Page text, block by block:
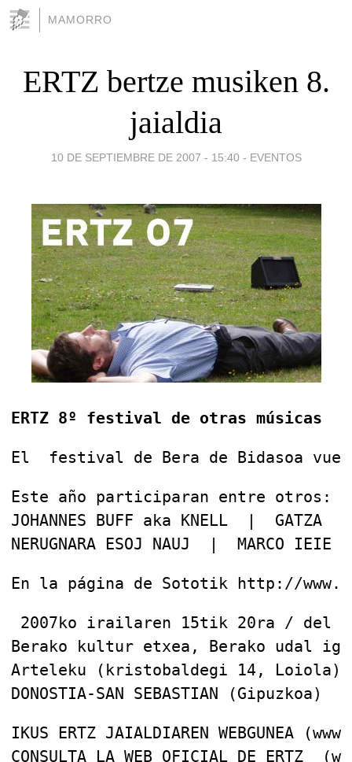
MAMORRO
ERTZ bertze musiken 8.
jaialdia
10 DE SEPTIEMBRE DE 2007 - 15:40 - EVENTOS
ERTZ 8º festival de otras músicas
El  festival de Bera de Bidasoa
Este año participaran entre otros:
JOHANNES BUFF aka KNELL  |  GATZA
NERUGNARA ESOJ NAUJ  |  MARCO IEIE
En la página de Sototik http://
2007ko irailaren 15tik 20ra / del
Berako kultur etxea, Berako udal
Arteleku (kristobaldegi 14,
DONOSTIA-SAN SEBASTIAN (Gipuzkoa)
IKUS ERTZ JAIALDIAREN WEBGUNEA
CONSULTA LA WEB OFICIAL DE ERTZ